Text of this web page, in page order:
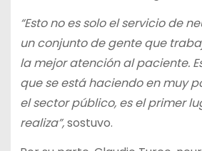
“Esto no es solo el servicio de
un conjunto de gente que
la mejor atención al paciente.
que se está haciendo en muy
el sector público, es el primer
realiza”,sostuvo.